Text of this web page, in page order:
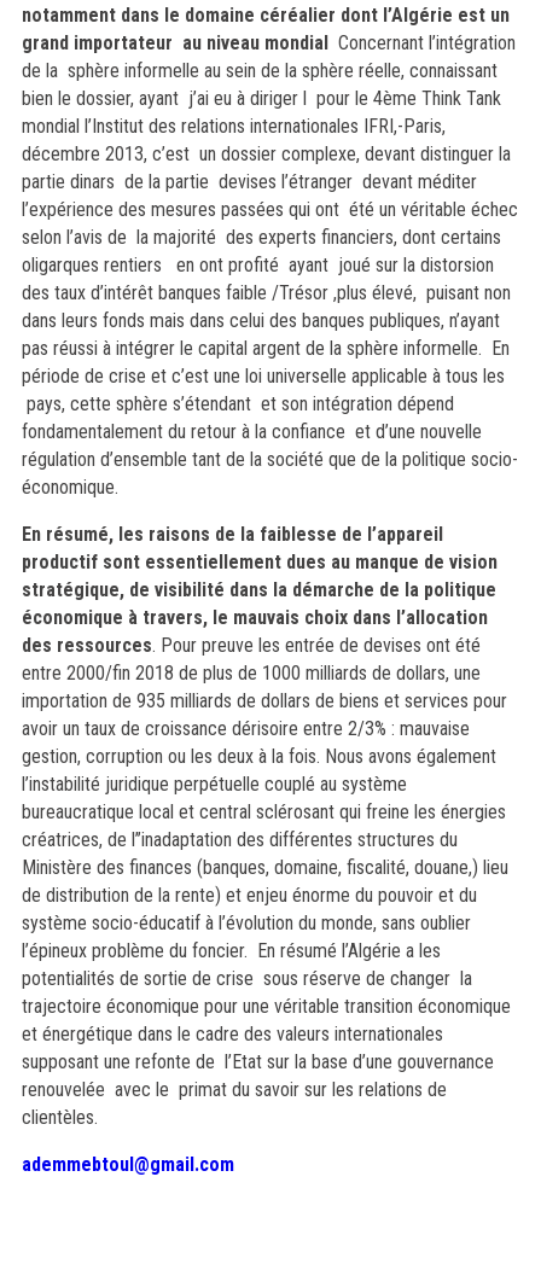
notamment dans le domaine céréalier dont l’Algérie est un
grand importateur au niveau mondial Concernant l’intégration
de la sphère informelle au sein de la sphère réelle, connaissant
bien le dossier, ayant j’ai eu à diriger l pour le 4ème Think Tank
mondial l’Institut des relations internationales IFRI,-Paris,
décembre 2013, c’est un dossier complexe, devant distinguer la
partie dinars de la partie devises l’étranger devant méditer
l’expérience des mesures passées qui ont été un véritable échec
selon l’avis de la majorité des experts financiers, dont certains
oligarques rentiers en ont profité ayant joué sur la distorsion
des taux d’intérêt banques faible /Trésor ,plus élevé, puisant non
dans leurs fonds mais dans celui des banques publiques, n’ayant
pas réussi à intégrer le capital argent de la sphère informelle. En
période de crise et c’est une loi universelle applicable à tous les
pays, cette sphère s’étendant et son intégration dépend
fondamentalement du retour à la confiance et d’une nouvelle
régulation d’ensemble tant de la société que de la politique socio-
économique.
En résumé, les raisons de la faiblesse de l’appareil
productif sont essentiellement dues au manque de vision
stratégique, de visibilité dans la démarche de la politique
économique à travers, le mauvais choix dans l’allocation
des ressources. Pour preuve les entrée de devises ont été
entre 2000/fin 2018 de plus de 1000 milliards de dollars, une
importation de 935 milliards de dollars de biens et services pour
avoir un taux de croissance dérisoire entre 2/3% : mauvaise
gestion, corruption ou les deux à la fois. Nous avons également
l’instabilité juridique perpétuelle couplé au système
bureaucratique local et central sclérosant qui freine les énergies
créatrices, de l’’inadaptation des différentes structures du
Ministère des finances (banques, domaine, fiscalité, douane,) lieu
de distribution de la rente) et enjeu énorme du pouvoir et du
système socio-éducatif à l’évolution du monde, sans oublier
l’épineux problème du foncier. En résumé l’Algérie a les
potentialités de sortie de crise sous réserve de changer la
trajectoire économique pour une véritable transition économique
et énergétique dans le cadre des valeurs internationales
supposant une refonte de l’Etat sur la base d’une gouvernance
renouvelée avec le primat du savoir sur les relations de
clientèles.
ademmebtoul@gmail.com